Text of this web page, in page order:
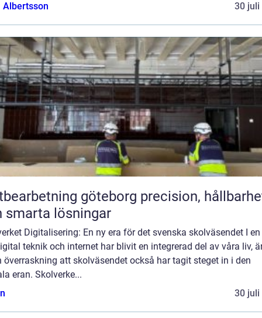
Albertsson
30 juli
göteborg precision, hållbarhet
smarta lösningar
Digitalisering: En ny era för det svenska skolväsendet I
teknik och internet har blivit en integrerad del av våra liv,
överraskning att skolväsendet också har tagit steget in i den
eran. Skolverke...
30 juli